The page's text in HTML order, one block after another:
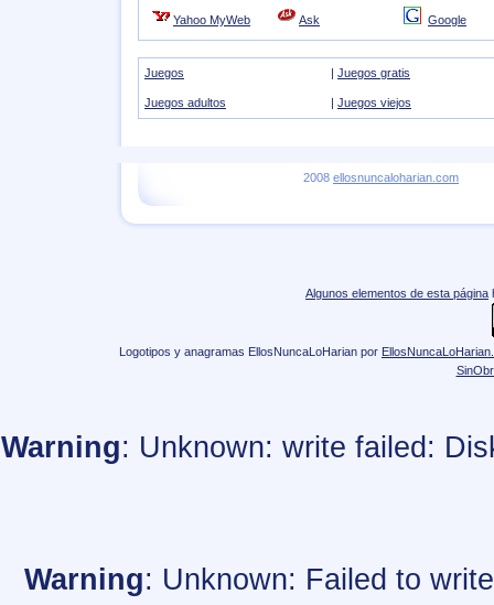
Yahoo MyWeb Ask Google
Juegos | Juegos gratis
Juegos adultos | Juegos viejos
2008 ellosnuncaloharian.com
Algunos elementos de esta página
Logotipos y anagramas EllosNuncaLoHarian por
Warning: Unknown: write failed:
Warning: Unknown: Failed to